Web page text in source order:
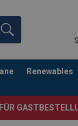
Renewables